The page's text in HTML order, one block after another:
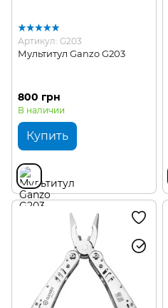
Артикул: G203
Мультитул Ganzo G203
800 грн
В наличии
Купить